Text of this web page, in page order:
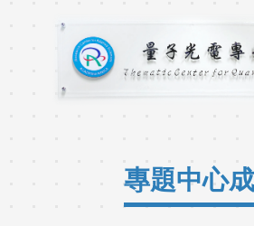
專題中心